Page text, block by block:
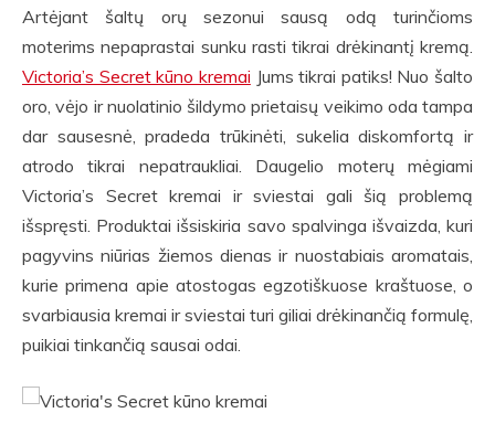
Artėjant šaltų orų sezonui sausą odą turinčioms
moterims nepaprastai sunku rasti tikrai drėkinantį kremą.
Victoria’s Secret kūno kremai Jums tikrai patiks! Nuo šalto
oro, vėjo ir nuolatinio šildymo prietaisų veikimo oda tampa
dar sausesnė, pradeda trūkinėti, sukelia diskomfortą ir
atrodo tikrai nepatraukliai. Daugelio moterų mėgiami
Victoria’s Secret kremai ir sviestai gali šią problemą
išspręsti. Produktai išsiskiria savo spalvinga išvaizda, kuri
pagyvins niūrias žiemos dienas ir nuostabiais aromatais,
kurie primena apie atostogas egzotiškuose kraštuose, o
svarbiausia kremai ir sviestai turi giliai drėkinančią formulę,
puikiai tinkančią sausai odai.